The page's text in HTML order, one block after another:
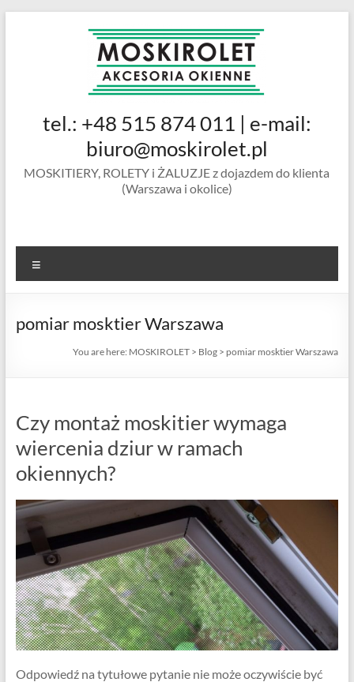
MOSKIROLET
siatki na
okienne |
ramkowe i
drzwiowe
tel.: +48 515 874 011 | e-mail:
biuro@moskirolet.pl
MOSKITIERY, ROLETY i ŻALUZJE z dojazdem do klienta
(Warszawa i okolice)
pomiar mosktier Warszawa
You are here: MOSKIROLET > Blog > pomiar mosktier Warszawa
Czy montaż moskitier wymaga
wiercenia dziur w ramach
okiennych?
Odpowiedź na tytułowe pytanie nie może oczywiście być